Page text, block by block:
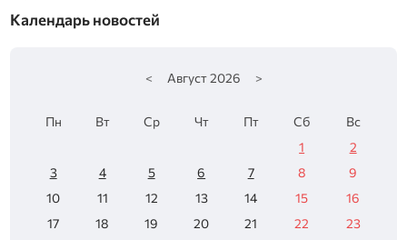
Календарь новостей
< Август 2026 >
Пн Вт Ср Чт Пт Сб
Вс
1
2
3
4 5 6 7 8
9
10
11 12 13 14 15
16
17
18 19 20 21 22
23